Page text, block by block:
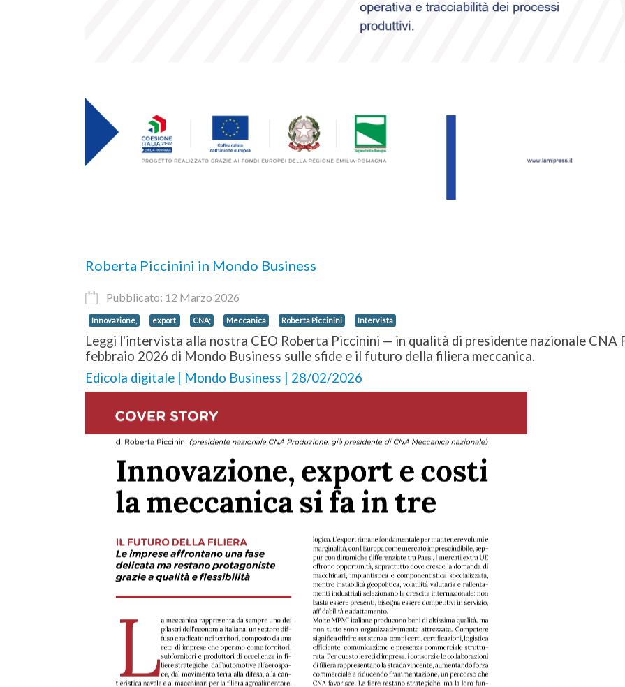
Roberta Piccinini in Mondo Business
Pubblicato: 12 Marzo 2026
Innovazione, export, CNA; Meccanica Roberta Piccinini Intervista
Leggi l'intervista alla nostra CEO Roberta Piccinini — in qualità di presidente nazionale CNA
febbraio 2026 di Mondo Business sulle sfide e il futuro della filiera meccanica.
Edicola digitale | Mondo Business | 28/02/2026